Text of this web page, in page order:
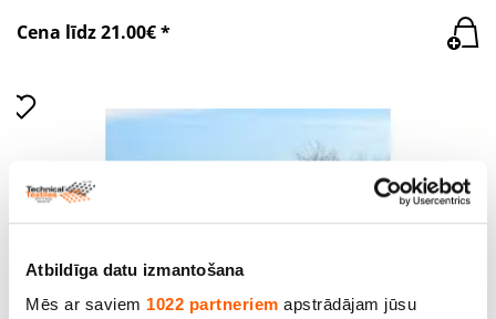
Atbildīga datu izmantošana
Mēs ar saviem 1022 partneriem apstrādājam jūsu
Cena līdz 21.00€ *